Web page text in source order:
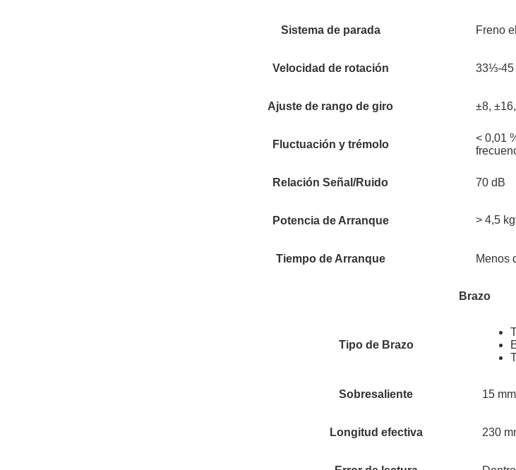
Sistema de parada Freno
Velocidad de rotación 33⅓-45
Ajuste de rango de giro ±8,
Fluctuación y trémolo
< 0,01
Relación Señal/Ruido 70 dB
Potencia de Arranque > 4,5
Tiempo de Arranque Menos
Brazo
Tipo de Brazo
Sobresaliente 15 mm
Longitud efectiva 230